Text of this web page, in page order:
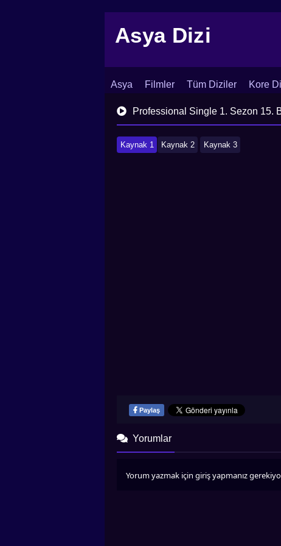
Asya Dizi
Asya Filmler Tüm Diziler Kore
İletişim Blog Dizi Arşivi
Professional Single 1. Sezon 15.
Kaynak 1 Kaynak 2 Kaynak 3
Paylaş
Yorumlar
Yorum yazmak için giriş yapmanız